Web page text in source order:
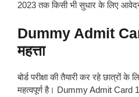
2023 तक किसी भी सुधार के लिए
Dummy Admit
महत्ता
बोर्ड परीक्षा की तैयारी कर रहे छात्रों
महत्वपूर्ण है। Dummy Admit Card